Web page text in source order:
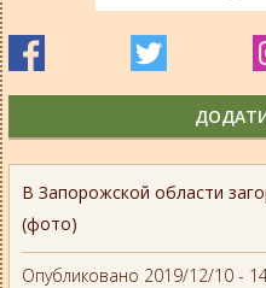
В Запорожской области
(фото)
Опубликовано 2019/12/10 -